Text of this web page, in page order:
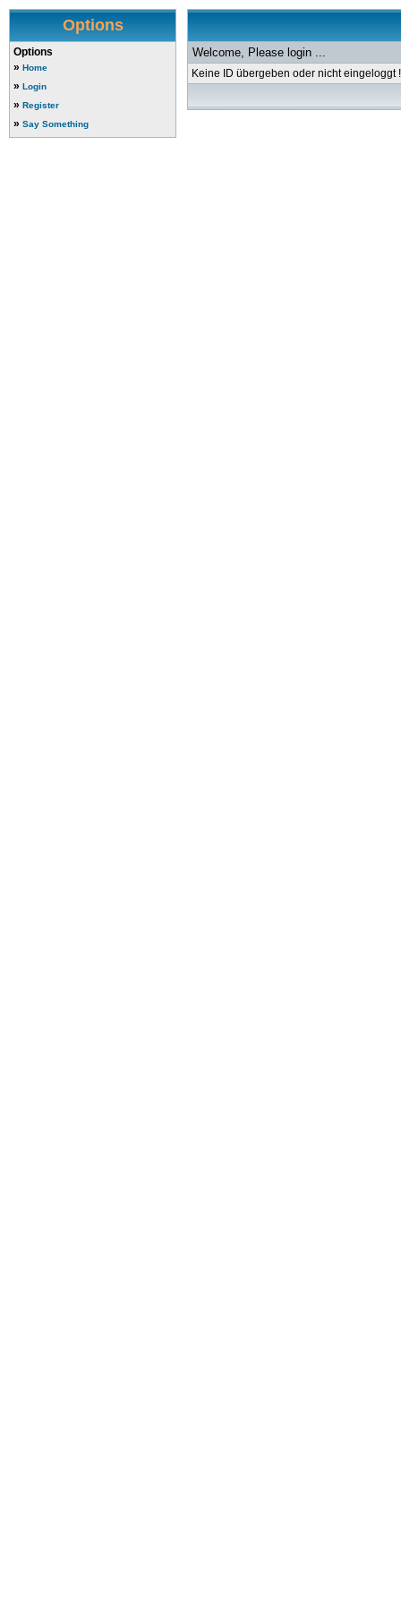
Options
Options
» Home
» Login
» Register
» Say Something
Welcome, Please login ...
Keine ID übergeben oder nicht eingeloggt